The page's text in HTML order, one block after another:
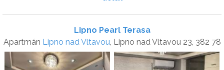
Lipno Pearl Terasa
Apartmán Lipno nad Vltavou, Lipno nad Vltavou 23, 382 78